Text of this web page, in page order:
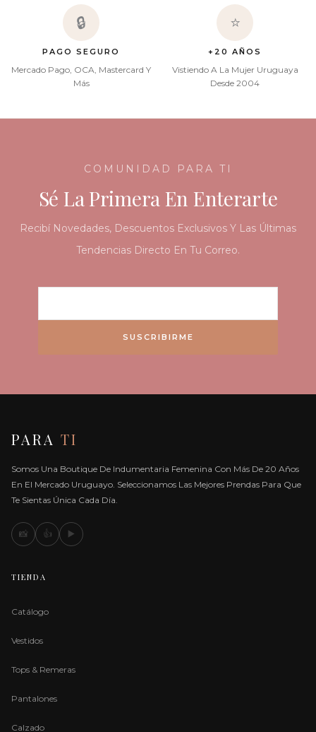
🔒
PAGO SEGURO
Mercado Pago, OCA, Mastercard Y
Más
⭐
+20 AÑOS
Vistiendo A La Mujer Uruguaya
Desde 2004
COMUNIDAD PARA TI
Sé La Primera En Enterarte
Recibí Novedades, Descuentos Exclusivos Y Las Últimas
Tendencias Directo En Tu Correo.
SUSCRIBIRME
PARA TI
Somos Una Boutique De Indumentaria Femenina Con Más De 20 Años
En El Mercado Uruguayo. Seleccionamos Las Mejores Prendas Para Que
Te Sientas Única Cada Día.
📸 👍 ▶️
TIENDA
Catálogo
Vestidos
Tops & Remeras
Pantalones
Calzado